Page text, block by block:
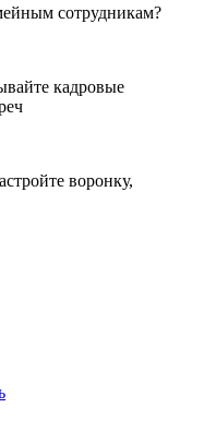
сотрудникам?
кадровые
воронку,